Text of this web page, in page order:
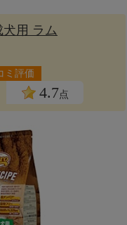
用 ラム
ミ評価
4.7点